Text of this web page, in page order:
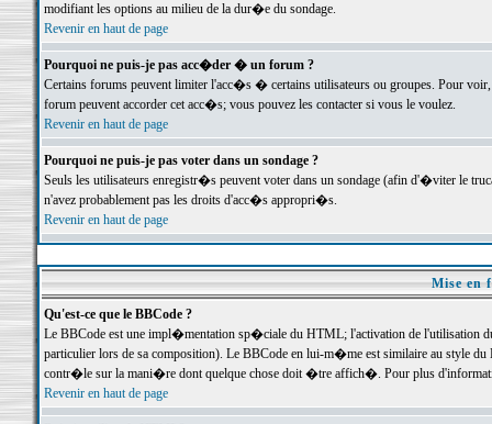
modifiant les options au milieu de la dur�e du sondage.
Revenir en haut de page
Pourquoi ne puis-je pas acc�der � un forum ?
Certains forums peuvent limiter l'acc�s � certains utilisateurs ou groupes. Pour
forum peuvent accorder cet acc�s; vous pouvez les contacter si vous le voulez.
Revenir en haut de page
Pourquoi ne puis-je pas voter dans un sondage ?
Seuls les utilisateurs enregistr�s peuvent voter dans un sondage (afin d'�viter le
n'avez probablement pas les droits d'acc�s appropri�s.
Revenir en haut de page
Mise en
Qu'est-ce que le BBCode ?
Le BBCode est une impl�mentation sp�ciale du HTML; l'activation de l'utilisation
particulier lors de sa composition). Le BBCode en lui-m�me est similaire au style
contr�le sur la mani�re dont quelque chose doit �tre affich�. Pour plus
Revenir en haut de page